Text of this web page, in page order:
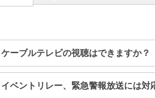
ケーブルテレビの視聴はできますか？
イベントリレー、緊急警報放送には対